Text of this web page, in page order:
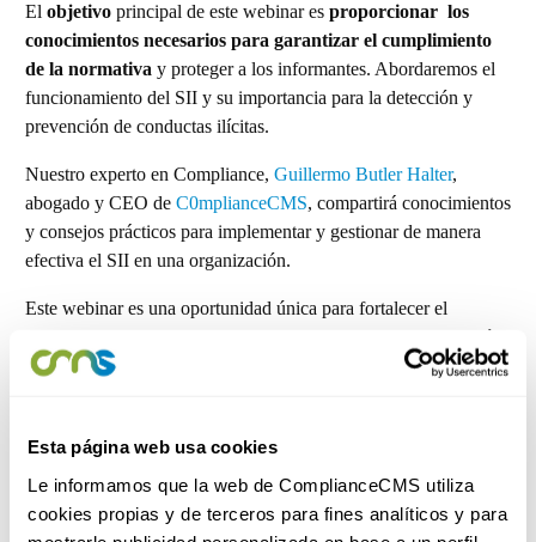
Esta página web usa cookies
Le informamos que la web de ComplianceCMS utiliza
cookies propias y de terceros para fines analíticos y para
El objetivoprincipal de este webinar es proporcionar los
conocimientos necesarios para garantizar el cumplimiento
de la normativa y proteger a los informantes. Abordaremos el
funcionamiento del SII y su importancia para la detección y
prevención de conductas ilícitas.
Nuestro experto en Compliance, Guillermo Butler Halter,
abogado y CEO de C0mplianceCMS, compartirá conocimientos
y consejos prácticos para implementar y gestionar de manera
efectiva el SII en una organización.
Este webinar es una oportunidad única para fortalecer el
cumplimiento normativo en tu empresa y asegurar la protección
de los informantes.